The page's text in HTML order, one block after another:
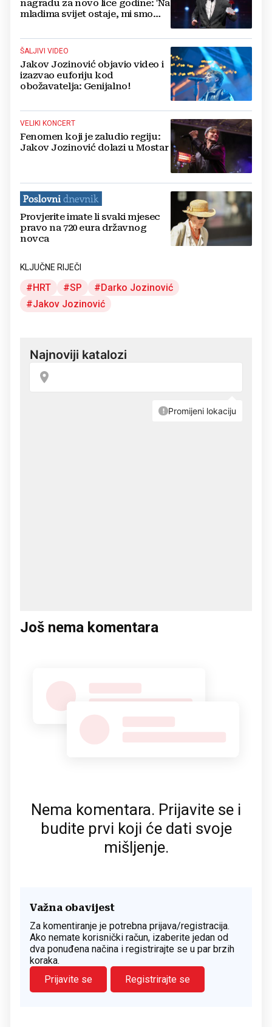
nagradu za novo lice godine: 'Na
mladima svijet ostaje, mi smo
ŠALJIVI VIDEO
Jakov Jozinović objavio video i
izazvao euforiju kod
obožavatelja: Genijalno!
VELIKI KONCERT
Fenomen koji je zaludio regiju:
Jakov Jozinović dolazi u Mostar
Provjerite imate li svaki mjesec
pravo na 720 eura državnog
novca
KLJUČNE RIJEČI
HRT SP
Darko Jozinović
Jakov Jozinović
Još nema komentara
Nema komentara. Prijavite se i
budite prvi koji će dati svoje
mišljenje.
Važna obavijest
Za komentiranje je potrebna prijava/registracija.
Ako nemate korisnički račun, izaberite jedan od
dva ponuđena načina i registrirajte se u par brzih
koraka.
Prijavite se
Registrirajte se